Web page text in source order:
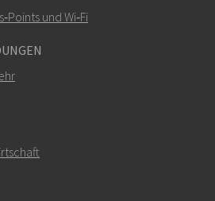
SENDEN
und Wi‑Fi